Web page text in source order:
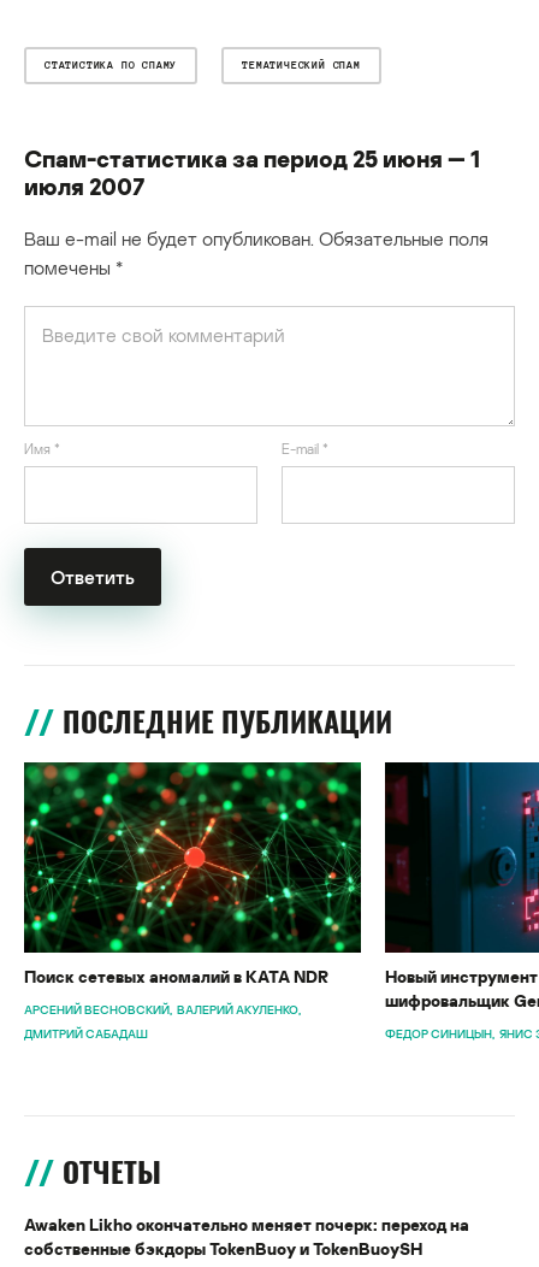
СТАТИСТИКА ПО СПАМУ ТЕМАТИЧЕСКИЙ СПАМ
Спам-статистика за период 25 июня — 1
июля 2007
Ваш e-mail не будет опубликован. Обязательные поля
помечены *
Имя * E-mail *
ПОСЛЕДНИЕ ПУБЛИКАЦИИ
Поиск сетевых аномалий в KATA NDR
АРСЕНИЙ ВЕСНОВСКИЙ ВАЛЕРИЙ АКУЛЕНКО
ДМИТРИЙ САБАДАШ
Новый
шифровальщик
ФЕДОР СИНИЦЫН ЯНИС
ОТЧЕТЫ
Awaken Likho окончательно меняет почерк: переход на
собственные бэкдоры TokenBuoy и TokenBuoySH